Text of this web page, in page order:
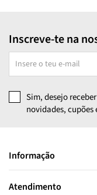
Inscreve-te na
Sim, desejo
novidades,
Informação
Atendimento